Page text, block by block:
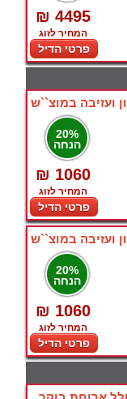
₪ 4495
המחיר לזוג
פרטי הדיל
20%
הנחה
₪ 1060
המחיר לזוג
פרטי הדיל
20%
הנחה
₪ 1060
המחיר לזוג
פרטי הדיל